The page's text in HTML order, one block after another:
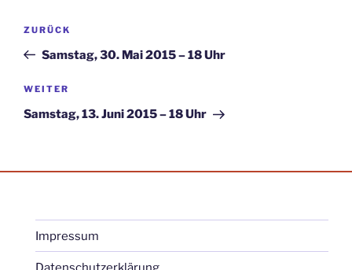
Beitragsnavigation
Vorheriger
Beitrag
ZURÜCK
Samstag, 30. Mai 2015 – 18 Uhr
Nächster
Beitrag
WEITER
Samstag, 13. Juni 2015 – 18 Uhr
Impressum